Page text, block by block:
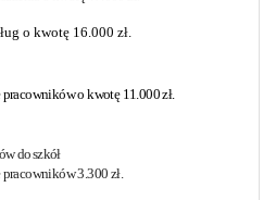
o kwotę 16.000 zł.
o kwotę 11.000 zł.
do szkół
3.300 zł.